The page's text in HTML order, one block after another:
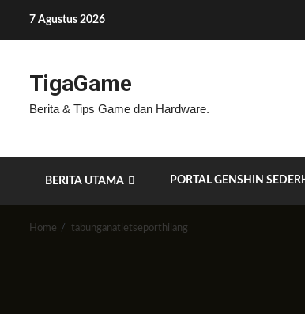
content
7 Agustus 2026
TigaGame
Berita & Tips Game dan Hardware.
BERITA UTAMA PORTAL GENSHIN
Home tabunganatletseporthilang